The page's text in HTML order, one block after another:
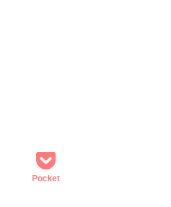
Pocket